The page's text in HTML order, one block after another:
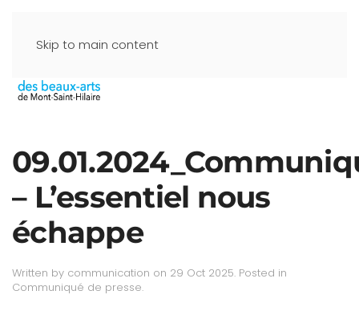
Skip to main content
– L’essentiel nous
échappe
Written by communication on 29 Oct 2025. Posted in
Communiqué de presse.